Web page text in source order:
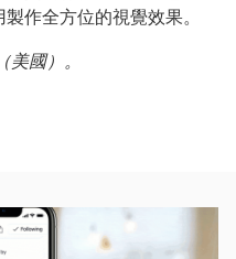
作全方位的視覺效果。
國）。